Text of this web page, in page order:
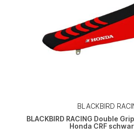
BLACKBIRD
BLACKBIRD RACING Double
Honda CRF